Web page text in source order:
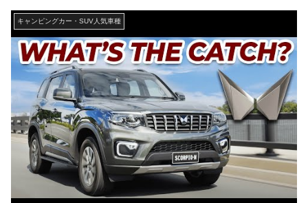
キャンピングカー・SUV人気車種